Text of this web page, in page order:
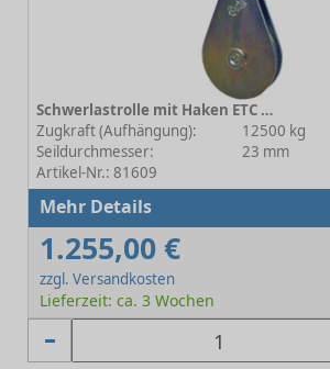
Schwerlastrolle mit Haken ETC 12-145E23 - Rollen-Ø 112 mm
Zugkraft (Aufhängung):
12500 kg
Seildurchmesser:
23 mm
Artikel-Nr.: 81609
Mehr Details
1.255,00 €
zzgl. Versandkosten
Lieferzeit: ca. 3 Wochen